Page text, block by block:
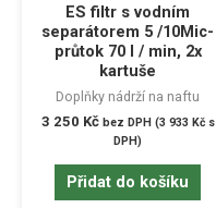
ES filtr s vodním
separátorem 5 /10Mic-
průtok 70 l / min, 2x
kartuše
Doplňky nádrží na naftu
3 250 Kč bez DPH (3 933 Kčs
DPH)
Přidat do košíku